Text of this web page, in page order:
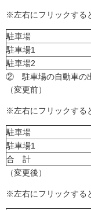
※左右にフリックする
駐車場
駐車場1
駐車場2
② 駐車場の自動車の
（変更前）
※左右にフリックする
駐車場
駐車場1
合 計
（変更後）
※左右にフリックする